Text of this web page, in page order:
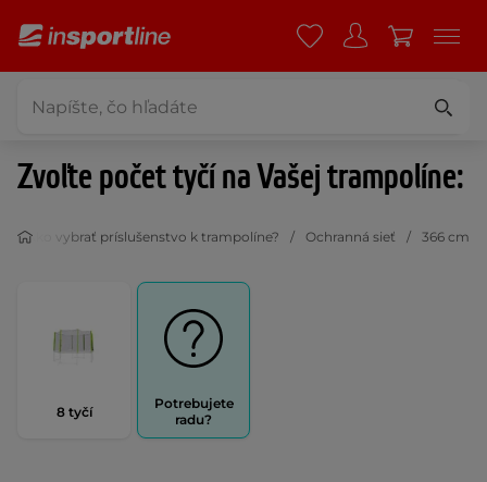
Zvoľte počet tyčí na Vašej trampolíne:
Ako vybrať príslušenstvo k trampolíne? Ochranná sieť 366 cm
8 tyčí
Potrebujete
radu?